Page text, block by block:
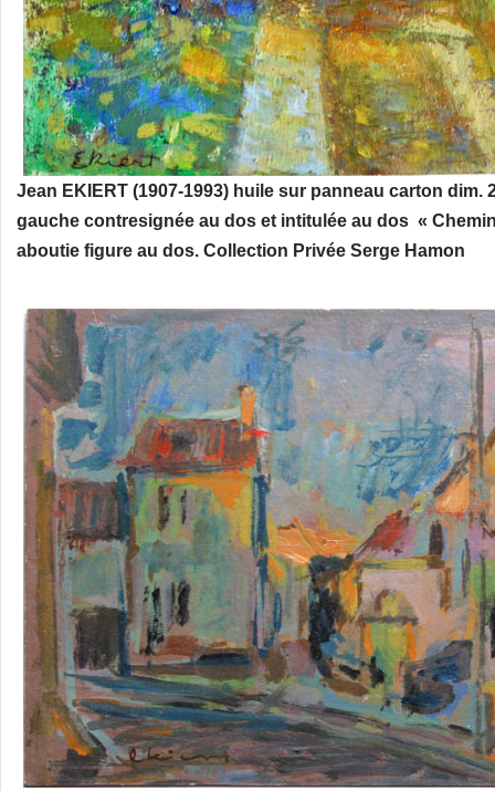
Jean EKIERT (1907-1993) huile sur panneau carton dim.
gauche contresignée au dos et intitulée au dos «
aboutie figure au dos. Collection Privée Serge Hamon